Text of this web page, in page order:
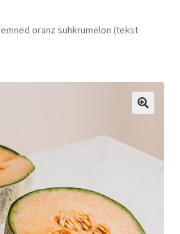
oranz suhkrumelon (tekst